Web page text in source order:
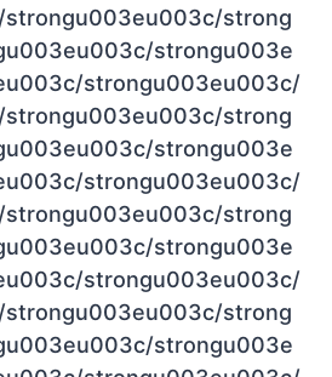
strong
strongu003e
strongu003eu003c/
strong
strongu003e
strongu003eu003c/
strong
strongu003e
strongu003eu003c/
strong
strongu003e